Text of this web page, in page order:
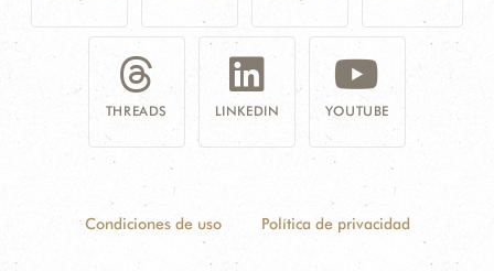
THREADS LINKEDIN YOUTUBE
Condiciones de uso Política de privacidad